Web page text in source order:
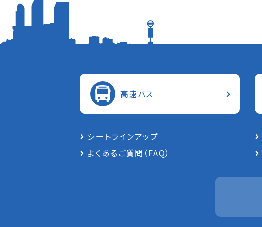
⾼速バス
シートラインアップ
よくあるご質問（FAQ）